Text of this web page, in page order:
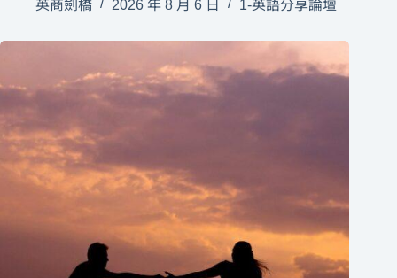
英商劍橋 2026 年 8 月 6 日 1-英語分享論壇